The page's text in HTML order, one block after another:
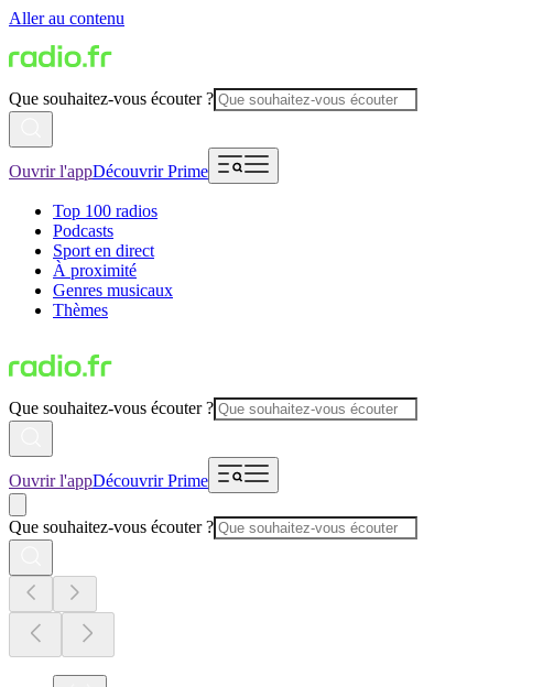
Aller au contenu
Que souhaitez-vous écouter ?
Ouvrir l'appDécouvrir Prime
Top 100 radios
Podcasts
Sport en direct
À proximité
Genres musicaux
Thèmes
Que souhaitez-vous écouter ?
Ouvrir l'appDécouvrir Prime
Que souhaitez-vous écouter ?